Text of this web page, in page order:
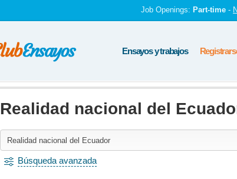
Job Openings: Part-time -
Ensayos y trabajos
Realidad nacional del
Búsqueda avanzada